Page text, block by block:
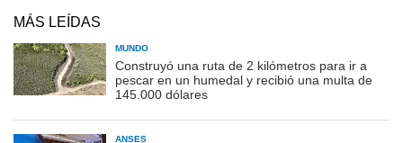
MÁS LEÍDAS
MUNDO
Construyó una ruta de 2 kilómetros para ir a
pescar en un humedal y recibió una multa de
145.000 dólares
ANSES